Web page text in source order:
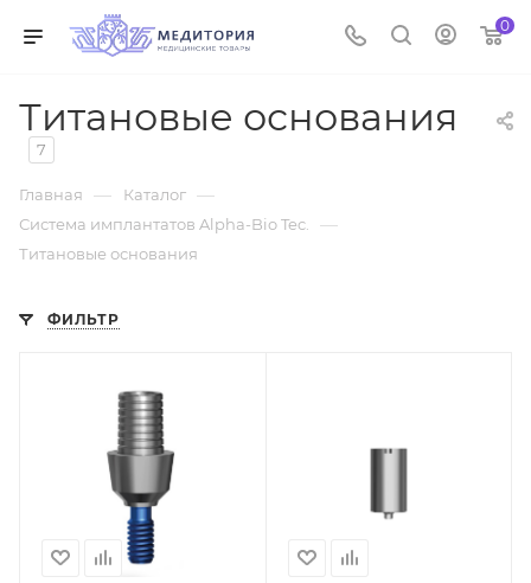
0
Титановые основания
7
Главная — Каталог —
Система имплантатов Alpha-Bio Tec. —
Титановые основания
ФИЛЬТР